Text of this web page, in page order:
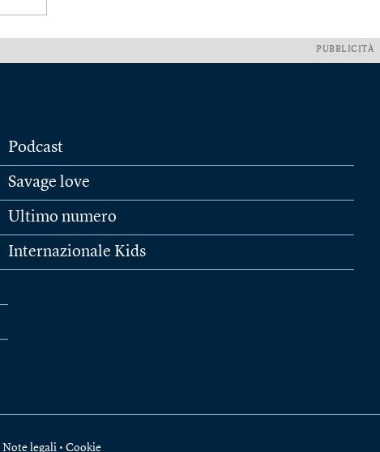
PUBBLICITÀ
Podcast
Savage love
Ultimo numero
Internazionale Kids
Note legali • Cookie